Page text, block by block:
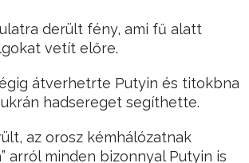
derült fény, ami fű alatt
vetít előre.
átverhetrte Putyin és titokbna
hadsereget segíthette.
az orosz kémhálózatnak
arról minden bizonnyal Putyin is